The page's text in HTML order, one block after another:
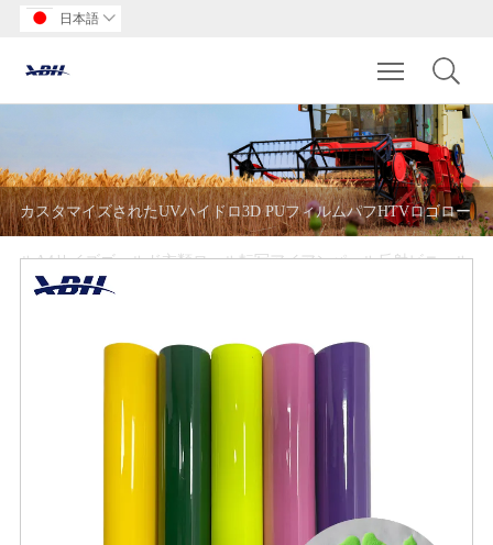
日本語 
Toggle
カスタマイズされたUVハイドロ3D PUフィルムパフHTVロゴロー
ルA4サイズゴールド衣類ロール転写アイアンパール反射ビニール